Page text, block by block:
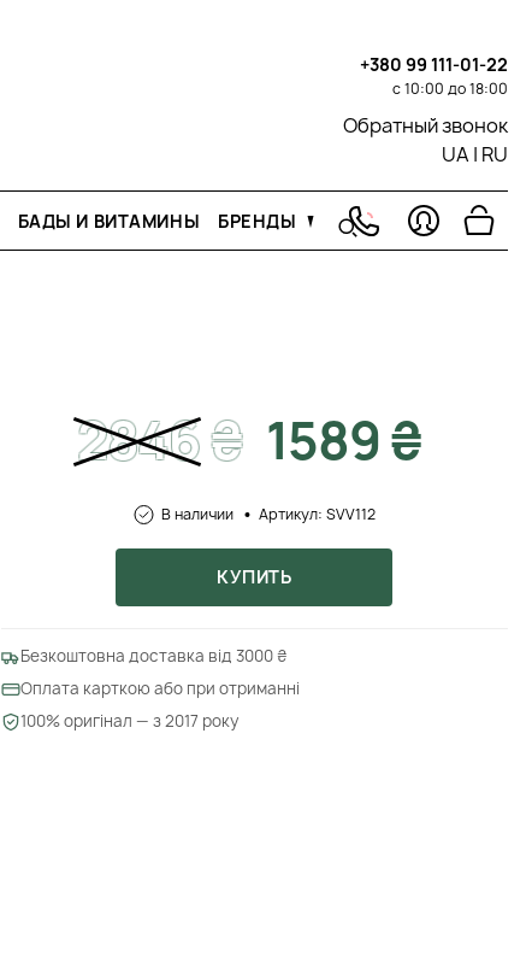
+380 99 111-01-22
с 10:00 до 18:00
Обратный звонок
UA | RU
БАДЫ И ВИТАМИНЫ БРЕНДЫ
2846₴ 1589 ₴
В наличии Артикул: SVV112
КУПИТЬ
Безкоштовна доставка від 3000 ₴
Оплата карткою або при отриманні
100% оригінал — з 2017 року